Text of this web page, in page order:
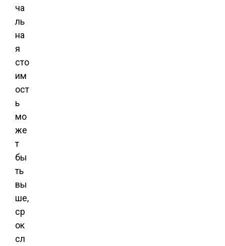
ча
ль
на
я
сто
им
ост
ь
мо
же
т
бы
ть
вы
ше,
ср
ок
сл